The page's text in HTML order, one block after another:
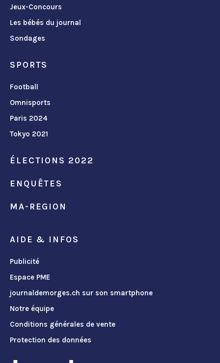
Jeux-Concours
Les bébés du journal
Sondages
SPORTS
Football
Omnisports
Paris 2024
Tokyo 2021
ÉLECTIONS 2022
ENQUÊTES
MA-REGION
AIDE & INFOS
Publicité
Espace PME
journaldemorges.ch sur son smartphone
Notre équipe
Conditions générales de vente
Protection des données